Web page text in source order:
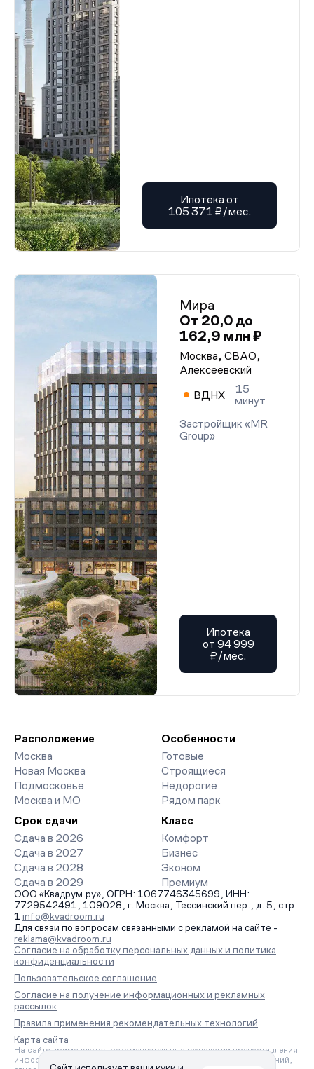
Ипотека от
105 371 ₽/мес.
Мира
От 20,0 до
162,9 млн ₽
Москва, СВАО,
Алексеевский
ВДНХ
15
минут
Застройщик «MR
Group»
Ипотека
от 94 999
₽/мес.
Расположение
Москва
Новая Москва
Подмосковье
Москва и МО
Особенности
Готовые
Строящиеся
Недорогие
Рядом парк
Срок сдачи
Сдача в 2026
Сдача в 2027
Сдача в 2028
Сдача в 2029
Класс
Комфорт
Бизнес
Эконом
Премиум
ООО «Квадрум.ру», ОГРН: 1067746345699, ИНН:
7729542491, 109028, г. Москва, Тессинский пер., д. 5, стр.
1 info@kvadroom.ru
Для связи по вопросам связанными с рекламой на сайте -
reklama@kvadroom.ru
Согласие на обработку персональных данных и политика
конфиденциальности
Пользовательское соглашение
Согласие на получение информационных и рекламных
рассылок
Правила применения рекомендательных технологий
Карта сайта
На сайте применяются рекомендательные технологии предоставления
информации на основе сбора, систематизации и анализа сведений,